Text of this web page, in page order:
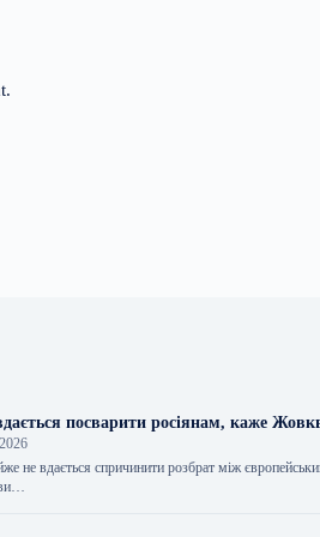
посварити росіянам, каже
не вдається спричинити розбрат між